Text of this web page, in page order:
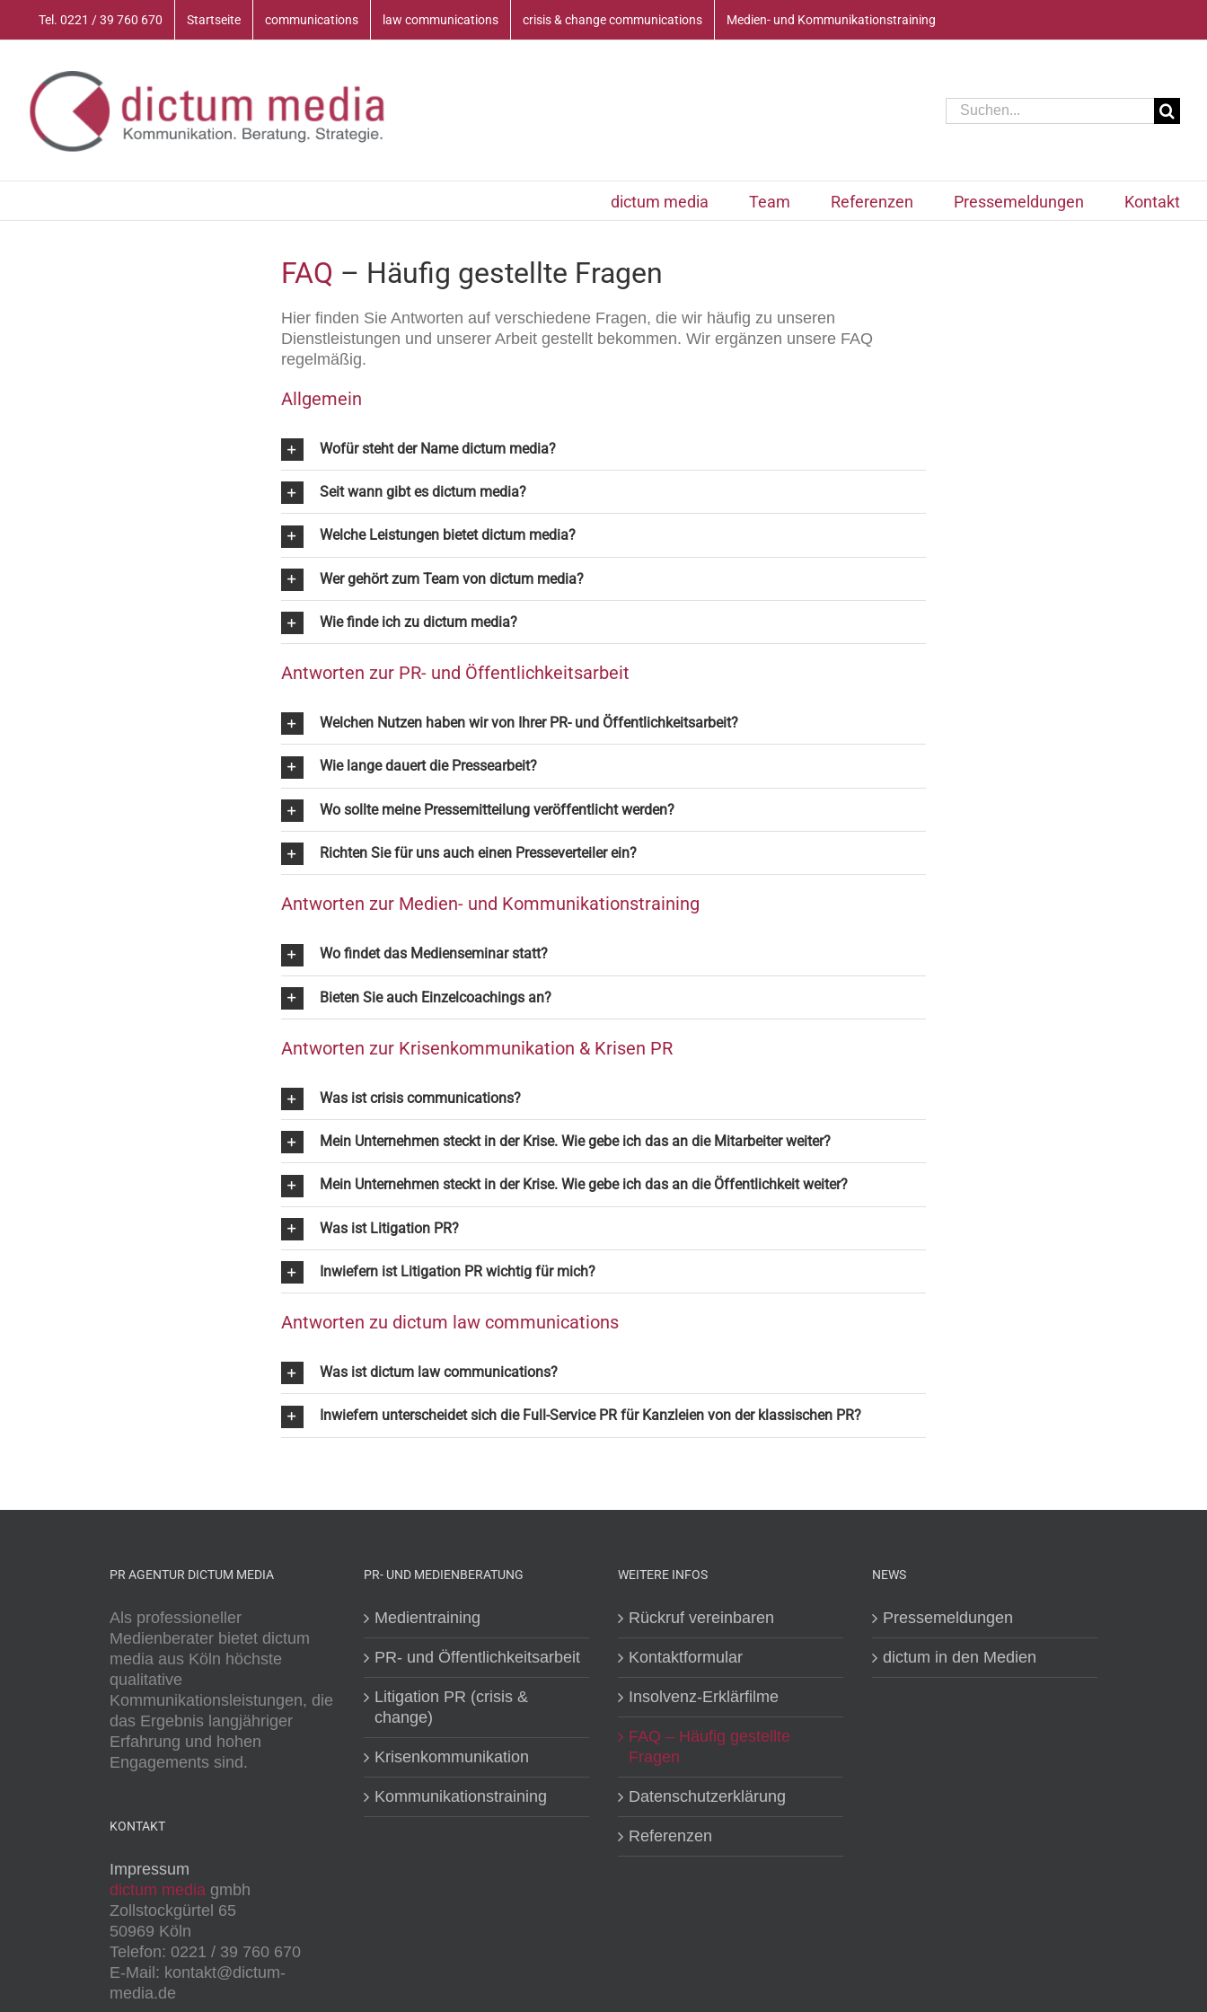
Tel. 0221 / 39 760 670 Startseite communications law communications crisis & change communications Medien- und Kommunikationstraining
Suche
nach:
dictum media Team Referenzen Pressemeldungen Kontakt
FAQ – Häufig gestellte Fragen
Hier finden Sie Antworten auf verschiedene Fragen, die wir häufig zu unseren
Dienstleistungen und unserer Arbeit gestellt bekommen. Wir ergänzen unsere FAQ
regelmäßig.
Allgemein
Wofür steht der Name dictum media?
Seit wann gibt es dictum media?
Welche Leistungen bietet dictum media?
Wer gehört zum Team von dictum media?
Wie finde ich zu dictum media?
Antworten zur PR- und Öffentlichkeitsarbeit
Welchen Nutzen haben wir von Ihrer PR- und Öffentlichkeitsarbeit?
Wie lange dauert die Pressearbeit?
Wo sollte meine Pressemitteilung veröffentlicht werden?
Richten Sie für uns auch einen Presseverteiler ein?
Antworten zur Medien- und Kommunikationstraining
Wo findet das Medienseminar statt?
Bieten Sie auch Einzelcoachings an?
Antworten zur Krisenkommunikation & Krisen PR
Was ist crisis communications?
Mein Unternehmen steckt in der Krise. Wie gebe ich das an die Mitarbeiter weiter?
Mein Unternehmen steckt in der Krise. Wie gebe ich das an die Öffentlichkeit weiter?
Was ist Litigation PR?
Inwiefern ist Litigation PR wichtig für mich?
Antworten zu dictum law communications
Was ist dictum law communications?
Inwiefern unterscheidet sich die Full-Service PR für Kanzleien von der klassischen PR?
PR AGENTUR DICTUM MEDIA
Als professioneller
Medienberater bietet dictum
media aus Köln höchste
qualitative
Kommunikationsleistungen, die
das Ergebnis langjähriger
Erfahrung und hohen
Engagements sind.
KONTAKT
Impressum
dictum media gmbh
Zollstockgürtel 65
50969 Köln
Telefon: 0221 / 39 760 670
E-Mail: kontakt@dictum-
media.de
PR- UND MEDIENBERATUNG
Medientraining
PR- und Öffentlichkeitsarbeit
Litigation PR (crisis &
change)
Krisenkommunikation
Kommunikationstraining
WEITERE INFOS
Rückruf vereinbaren
Kontaktformular
Insolvenz-Erklärfilme
FAQ – Häufig gestellte
Fragen
Datenschutzerklärung
Referenzen
NEWS
Pressemeldungen
dictum in den Medien